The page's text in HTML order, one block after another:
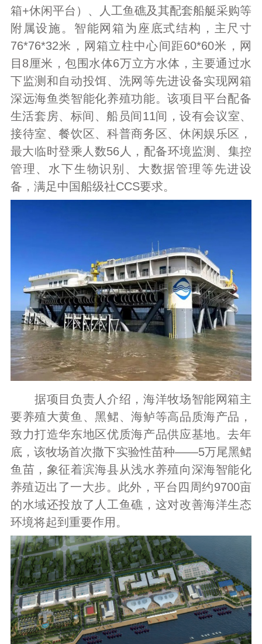
箱+休闲平台）、人工鱼礁及其配套船艇采购等
附属设施。智能网箱为座底式结构，主尺寸
76*76*32米，网箱立柱中心间距60*60米，网
目8厘米，包围水体6万立方水体，主要通过水
下监测和自动投饵、洗网等先进设备实现网箱
深远海鱼类智能化养殖功能。该项目平台配备
生活套房、标间、船员间11间，设有会议室、
接待室、餐饮区、科普商务区、休闲娱乐区，
最大临时登乘人数56人，配备环境监测、集控
管理、水下生物识别、大数据管理等先进设
备，满足中国船级社CCS要求。
据项目负责人介绍，海洋牧场智能网箱主
要养殖大黄鱼、黑鲪、海鲈等高品质海产品，
致力打造华东地区优质海产品供应基地。去年
底，该牧场首次撒下实验性苗种——5万尾黑鲪
鱼苗，象征着滨海县从浅水养殖向深海智能化
养殖迈出了一大步。此外，平台四周约9700亩
的水域还投放了人工鱼礁，这对改善海洋生态
环境将起到重要作用。